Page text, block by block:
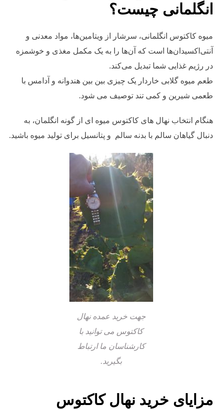
انگلمانی چیست؟
میوه کاکتوس انگلمانی، سرشار از ویتامین‌ها، مواد معدنی و
آنتی‌اکسیدان‌ها است که آن‌ها را به یک مکمل مغذی و خوشمزه
در رژیم غذایی شما تبدیل می‌کند.
طعم میوه گلابی خاردار یک چیزی بین بین هندوانه و آدامس با
طعمی شیرین و کمی تند توصیف می شود.
هنگام انتخاب نهال های کاکتوس میوه ای از گونه انگلمان، به
دنبال گیاهان سالم با بدنه سالم و پتانسیل برای تولید میوه باشید.
جهت خرید عمده نهال
کاکتوس می توانید با
کارشناسان ما ارتباط
بگیرید.
مزایای خرید نهال کاکتوس